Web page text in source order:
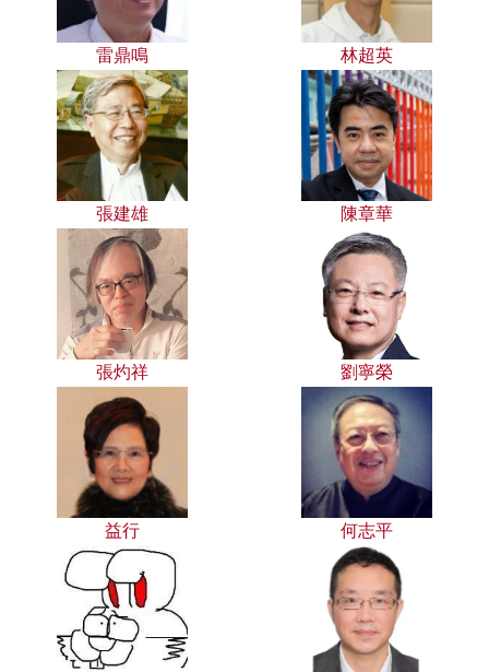
雷鼎鳴 林超英
張建雄 陳章華
張灼祥 劉寧榮
益行 何志平